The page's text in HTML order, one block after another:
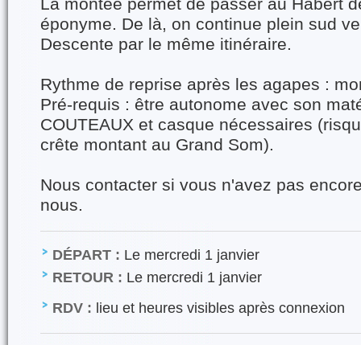
La montée permet de passer au Habert
éponyme. De là, on continue plein sud
Descente par le même itinéraire.
Rythme de reprise après les agapes :
Pré-requis : être autonome avec son
COUTEAUX et casque nécessaires
crête montant au Grand Som).
Nous contacter si vous n'avez pas
nous.
DÉPART : Le mercredi 1 janvier
RETOUR : Le mercredi 1 janvier
RDV : lieu et heures visibles après connexion